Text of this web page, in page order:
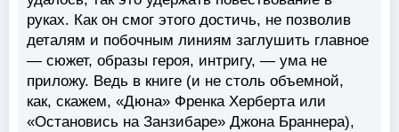
руках. Как он смог этого достичь, не позволив
деталям и побочным линиям заглушить главное
— сюжет, образы героя, интригу, — ума не
приложу. Ведь в книге (и не столь объемной,
как, скажем, «Дюна» Френка Херберта или
«Остановись на Занзибаре» Джона Браннера),